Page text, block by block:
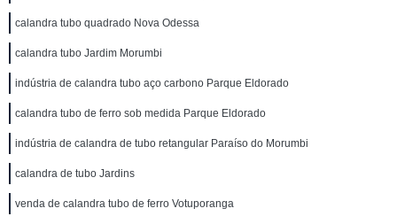
calandra tubo quadrado Nova Odessa
calandra tubo Jardim Morumbi
indústria de calandra tubo aço carbono Parque Eldorado
calandra tubo de ferro sob medida Parque Eldorado
indústria de calandra de tubo retangular Paraíso do Morumbi
calandra de tubo Jardins
venda de calandra tubo de ferro Votuporanga